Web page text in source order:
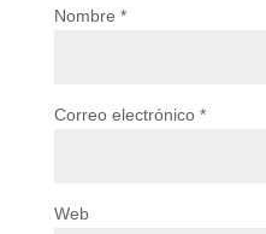
Nombre *
Correo electrónico *
Web